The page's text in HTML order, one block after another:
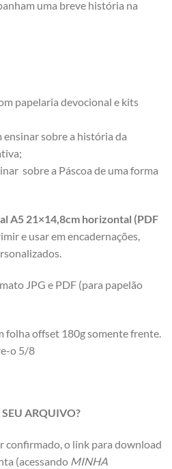
uma breve história na
papelaria devocional e kits
sobre a história da
sobre a Páscoa de uma forma
A5 21×14,8cm horizontal (PDF
e usar em encadernações,
JPG e PDF (para papelão
folha offset 180g somente frente.
o 5/8
ARQUIVO?
confirmado, o link para download
(acessando MINHA